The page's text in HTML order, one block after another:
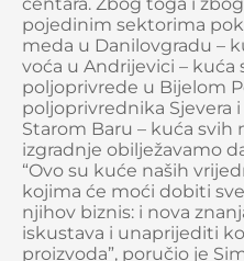
centara. Zbog toga i
pojedinim sektorima
meda u Danilovgradu –
voća u Andrijevici – kuća
poljoprivrede u Bijelom
poljoprivrednika Sjevera
Starom Baru – kuća svih
izgradnje obilježavamo
“Ovo su kuće naših
kojima će moći dobiti
njihov biznis: i nova
iskustava i unaprijediti
proizvoda”, poručio je